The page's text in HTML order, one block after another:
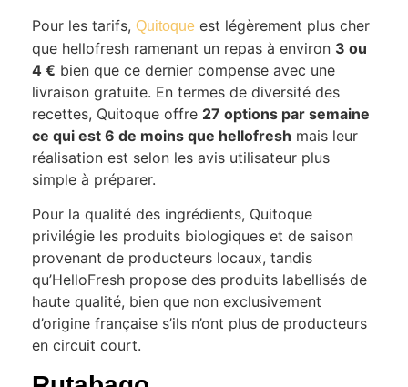
Pour les tarifs, Quitoque est légèrement plus cher
que hellofresh ramenant un repas à environ 3 ou
4 € bien que ce dernier compense avec une
livraison gratuite. En termes de diversité des
recettes, Quitoque offre 27 options par semaine
ce qui est 6 de moins que hellofresh mais leur
réalisation est selon les avis utilisateur plus
simple à préparer.
Pour la qualité des ingrédients, Quitoque
privilégie les produits biologiques et de saison
provenant de producteurs locaux, tandis
qu’HelloFresh propose des produits labellisés de
haute qualité, bien que non exclusivement
d’origine française s’ils n’ont plus de producteurs
en circuit court.